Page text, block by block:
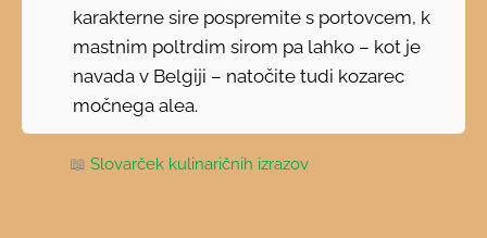
karakterne sire pospremite s portovcem, k
mastnim poltrdim sirom pa lahko – kot je
navada v Belgiji – natočite tudi kozarec
močnega alea.
📖Slovarček kulinaričnih izrazov